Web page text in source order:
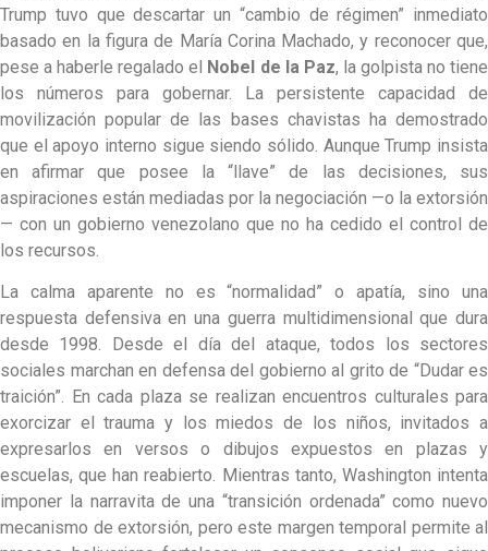
Trump tuvo que descartar un “cambio de régimen” inmediato
basado en la figura de María Corina Machado, y reconocer que,
pese a haberle regalado el Nobel de la Paz, la golpista no tiene
los números para gobernar. La persistente capacidad de
movilización popular de las bases chavistas ha demostrado
que el apoyo interno sigue siendo sólido. Aunque Trump insista
en afirmar que posee la “llave” de las decisiones, sus
aspiraciones están mediadas por la negociación —o la extorsión
— con un gobierno venezolano que no ha cedido el control de
los recursos.
La calma aparente no es “normalidad” o apatía, sino una
respuesta defensiva en una guerra multidimensional que dura
desde 1998. Desde el día del ataque, todos los sectores
sociales marchan en defensa del gobierno al grito de “Dudar es
traición”. En cada plaza se realizan encuentros culturales para
exorcizar el trauma y los miedos de los niños, invitados a
expresarlos en versos o dibujos expuestos en plazas y
escuelas, que han reabierto. Mientras tanto, Washington intenta
imponer la narravita de una “transición ordenada” como nuevo
mecanismo de extorsión, pero este margen temporal permite al